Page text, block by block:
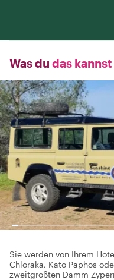
Was du das
Sie werden von Ihrem
Chloraka, Kato Paphos
zweitgrößten Damm